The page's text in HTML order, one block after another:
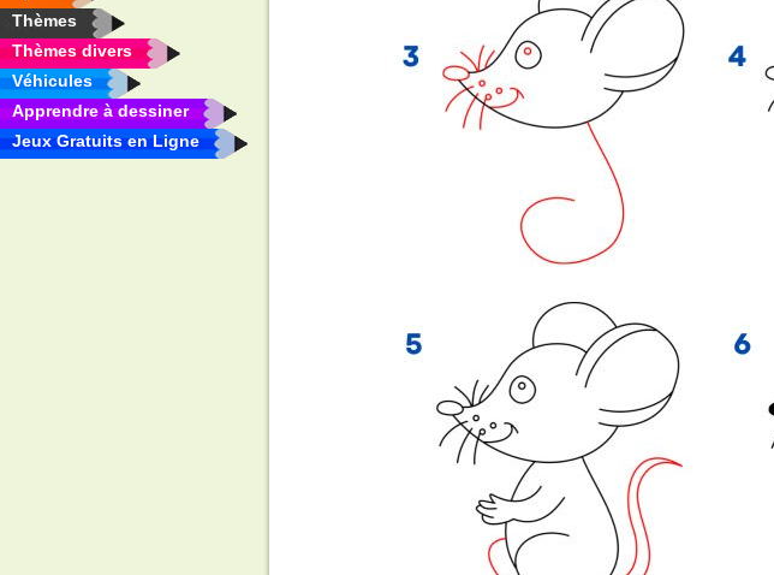
Thèmes
Thèmes divers
Véhicules
Apprendre à dessiner
Jeux Gratuits en Ligne